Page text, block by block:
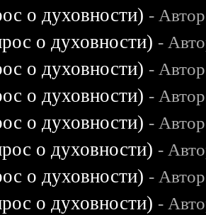
о духовности) -
о духовности) -
о духовности) -
о духовности) -
о духовности) -
о духовности) -
о духовности) -
о духовности) -